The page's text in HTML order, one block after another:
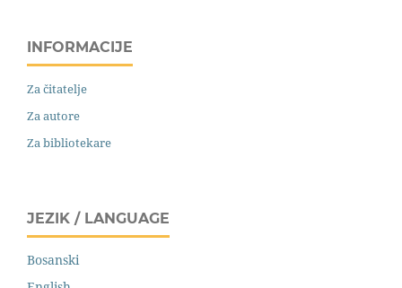
INFORMACIJE
Za čitatelje
Za autore
Za bibliotekare
JEZIK / LANGUAGE
Bosanski